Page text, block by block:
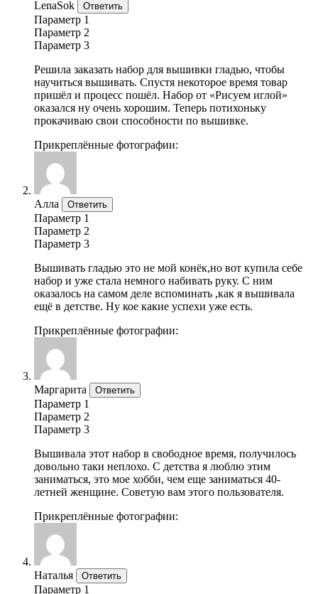
LenaSok Ответить
Параметр 1
Параметр 2
Параметр 3
Решила заказать набор для вышивки гладью, чтобы
научиться вышивать. Спустя некоторое время товар
пришёл и процесс пошёл. Набор от «Рисуем иглой»
оказался ну очень хорошим. Теперь потихоньку
прокачиваю свои способности по вышивке.
Прикреплённые фотографии:
Алла Ответить
Параметр 1
Параметр 2
Параметр 3
Вышивать гладью это не мой конёк,но вот купила себе
набор и уже стала немного набивать руку. С ним
оказалось на самом деле вспоминать ,как я вышивала
ещё в детстве. Ну кое какие успехи уже есть.
Прикреплённые фотографии:
Маргарита Ответить
Параметр 1
Параметр 2
Параметр 3
Вышивала этот набор в свободное время, получилось
довольно таки неплохо. С детства я люблю этим
заниматься, это мое хобби, чем еще заниматься 40-
летней женщине. Советую вам этого пользователя.
Прикреплённые фотографии:
Наталья Ответить
Параметр 1